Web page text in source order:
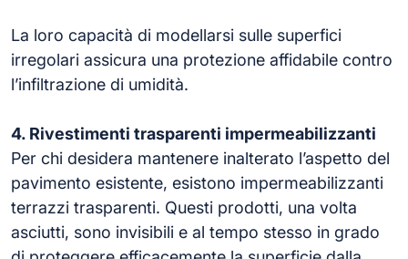
La loro capacità di modellarsi sulle superfici
irregolari assicura una protezione affidabile contro
l’infiltrazione di umidità.
4. Rivestimenti trasparenti impermeabilizzanti
Per chi desidera mantenere inalterato l’aspetto del
pavimento esistente, esistono impermeabilizzanti
terrazzi trasparenti. Questi prodotti, una volta
asciutti, sono invisibili e al tempo stesso in grado